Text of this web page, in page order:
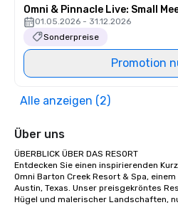
Omni & Pinnacle Live: Small
01.05.2026 - 31.12.2026
Sonderpreise
Promotion
Alle anzeigen (2)
Über uns
ÜBERBLICK ÜBER DAS RESORT
Entdecken Sie einen inspirierenden
Omni Barton Creek Resort & Spa,
Austin, Texas. Unser preisgekröntes
Hügel und malerischer Landschaften,